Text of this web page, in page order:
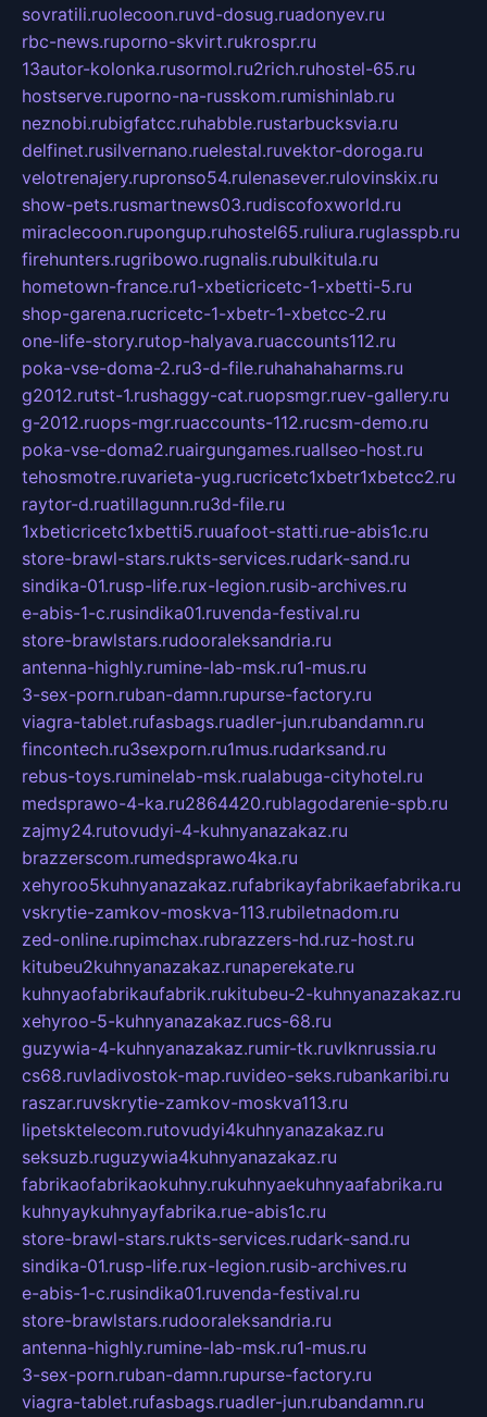
sovratili.ruolecoon.ruvd-dosug.ruadonyev.ru
rbc-news.ruporno-skvirt.rukrospr.ru
13autor-kolonka.rusormol.ru2rich.ruhostel-65.ru
hostserve.ruporno-na-russkom.rumishinlab.ru
neznobi.rubigfatcc.ruhabble.rustarbucksvia.ru
delfinet.rusilvernano.ruelestal.ruvektor-doroga.ru
velotrenajery.rupronso54.rulenasever.rulovinskix.ru
show-pets.rusmartnews03.rudiscofoxworld.ru
miraclecoon.rupongup.ruhostel65.ruliura.ruglasspb.ru
firehunters.rugribowo.rugnalis.rubulkitula.ru
hometown-france.ru1-xbeticricetc-1-xbetti-5.ru
shop-garena.rucricetc-1-xbetr-1-xbetcc-2.ru
one-life-story.rutop-halyava.ruaccounts112.ru
poka-vse-doma-2.ru3-d-file.ruhahahaharms.ru
g2012.rutst-1.rushaggy-cat.ruopsmgr.ruev-gallery.ru
g-2012.ruops-mgr.ruaccounts-112.rucsm-demo.ru
poka-vse-doma2.ruairgungames.ruallseo-host.ru
tehosmotre.ruvarieta-yug.rucricetc1xbetr1xbetcc2.ru
raytor-d.ruatillagunn.ru3d-file.ru
1xbeticricetc1xbetti5.ruuafoot-statti.rue-abis1c.ru
store-brawl-stars.rukts-services.rudark-sand.ru
sindika-01.rusp-life.rux-legion.rusib-archives.ru
e-abis-1-c.rusindika01.ruvenda-festival.ru
store-brawlstars.rudooraleksandria.ru
antenna-highly.rumine-lab-msk.ru1-mus.ru
3-sex-porn.ruban-damn.rupurse-factory.ru
viagra-tablet.rufasbags.ruadler-jun.rubandamn.ru
fincontech.ru3sexporn.ru1mus.rudarksand.ru
rebus-toys.ruminelab-msk.rualabuga-cityhotel.ru
medsprawo-4-ka.ru2864420.rublagodarenie-spb.ru
zajmy24.rutovudyi-4-kuhnyanazakaz.ru
brazzerscom.rumedsprawo4ka.ru
xehyroo5kuhnyanazakaz.rufabrikayfabrikaefabrika.ru
vskrytie-zamkov-moskva-113.rubiletnadom.ru
zed-online.rupimchax.rubrazzers-hd.ruz-host.ru
kitubeu2kuhnyanazakaz.runaperekate.ru
kuhnyaofabrikaufabrik.rukitubeu-2-kuhnyanazakaz.ru
xehyroo-5-kuhnyanazakaz.rucs-68.ru
guzywia-4-kuhnyanazakaz.rumir-tk.ruvlknrussia.ru
cs68.ruvladivostok-map.ruvideo-seks.rubankaribi.ru
raszar.ruvskrytie-zamkov-moskva113.ru
lipetsktelecom.rutovudyi4kuhnyanazakaz.ru
seksuzb.ruguzywia4kuhnyanazakaz.ru
fabrikaofabrikaokuhny.rukuhnyaekuhnyaafabrika.ru
kuhnyaykuhnyayfabrika.rue-abis1c.ru
store-brawl-stars.rukts-services.rudark-sand.ru
sindika-01.rusp-life.rux-legion.rusib-archives.ru
e-abis-1-c.rusindika01.ruvenda-festival.ru
store-brawlstars.rudooraleksandria.ru
antenna-highly.rumine-lab-msk.ru1-mus.ru
3-sex-porn.ruban-damn.rupurse-factory.ru
viagra-tablet.rufasbags.ruadler-jun.rubandamn.ru